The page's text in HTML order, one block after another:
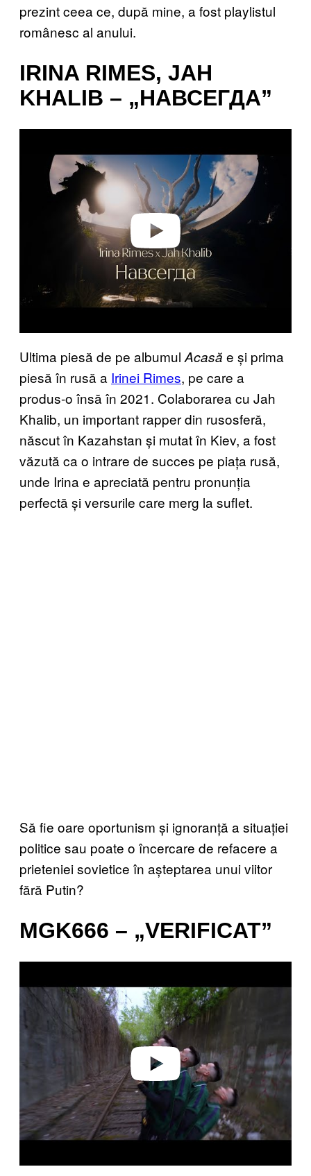
prezint ceea ce, după mine, a fost playlistul
românesc al anului.
IRINA RIMES, JAH
KHALIB – „НАВСЕГДА”
Ultima piesă de pe albumul Acasă e și prima
piesă în rusă a Irinei Rimes, pe care a
produs-o însă în 2021. Colaborarea cu Jah
Khalib, un important rapper din rusosferă,
născut în Kazahstan și mutat în Kiev, a fost
văzută ca o intrare de succes pe piața rusă,
unde Irina e apreciată pentru pronunția
perfectă și versurile care merg la suflet.
Să fie oare oportunism și ignoranță a situației
politice sau poate o încercare de refacere a
prieteniei sovietice în așteptarea unui viitor
fără Putin?
MGK666 – „VERIFICAT”
a